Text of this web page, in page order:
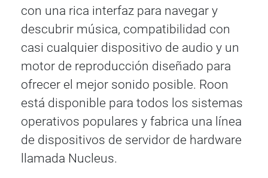
con una rica interfaz para navegar y
descubrir música, compatibilidad con
casi cualquier dispositivo de audio y un
motor de reproducción diseñado para
ofrecer el mejor sonido posible. Roon
está disponible para todos los sistemas
operativos populares y fabrica una línea
de dispositivos de servidor de hardware
llamada Nucleus.